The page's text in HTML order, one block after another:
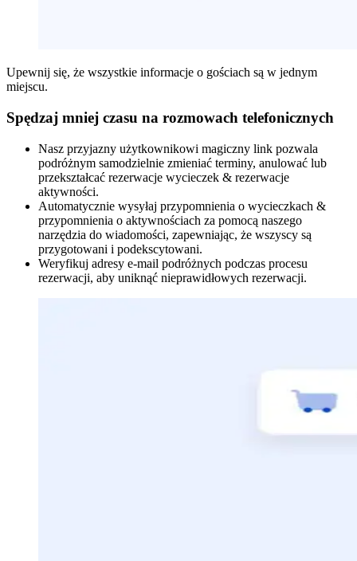
Upewnij się, że wszystkie informacje o gościach są w jednym
miejscu.
Spędzaj mniej czasu na rozmowach telefonicznych
Nasz przyjazny użytkownikowi magiczny link pozwala
podróżnym samodzielnie zmieniać terminy, anulować lub
przekształcać rezerwacje wycieczek & rezerwacje
aktywności.
Automatycznie wysyłaj przypomnienia o wycieczkach &
przypomnienia o aktywnościach za pomocą naszego
narzędzia do wiadomości, zapewniając, że wszyscy są
przygotowani i podekscytowani.
Weryfikuj adresy e-mail podróżnych podczas procesu
rezerwacji, aby uniknąć nieprawidłowych rezerwacji.